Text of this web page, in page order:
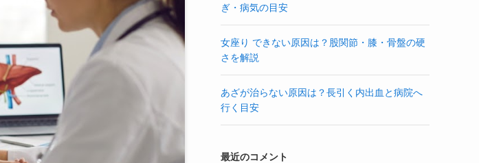
ぎ・病気の目安
女座り できない原因は？股関節・膝・骨盤の硬
さを解説
あざが治らない原因は？長引く内出血と病院へ
行く目安
最近のコメント